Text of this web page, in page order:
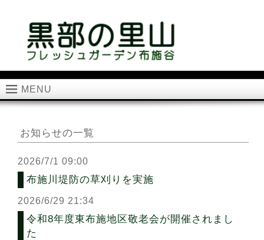
MENU
お知らせの一覧
2026/7/1 09:00
布施川堤防の草刈りを実施
2026/6/29 21:34
令和8年度東布施地区敬老会が開催されまし
た